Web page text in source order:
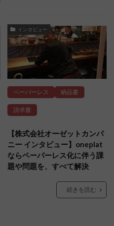
インタビュー
ペーパーレス 納品書
請求書
【株式会社オーゼットカンパ
ニー インタビュー】oneplat
ならペーパーレス化に伴う課
題や問題を、すべて解決
続きを読む